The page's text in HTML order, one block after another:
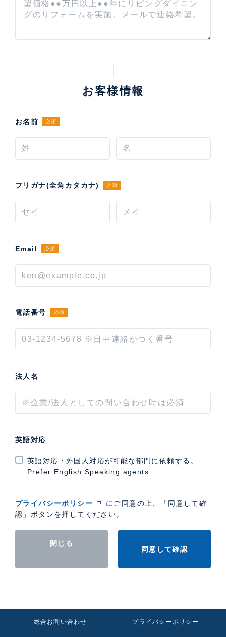
お客様情報
お名前 必須
フリガナ(全角カタカナ) 必須
Email 必須
電話番号 必須
法人名
英語対応
英語対応・外国人対応が可能な部門に依頼する。
Prefer English Speaking agents.
プライバシーポリシー
にご同意の上、「同意して確
認」ボタンを押してください。
閉じる
同意して確認
総合お問い合わせ プライバシーポリシー